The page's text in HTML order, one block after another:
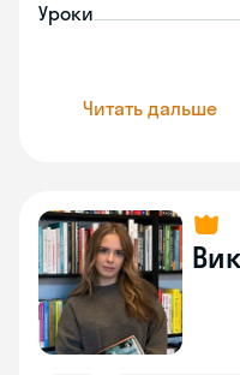
Уроки
Читать дальше